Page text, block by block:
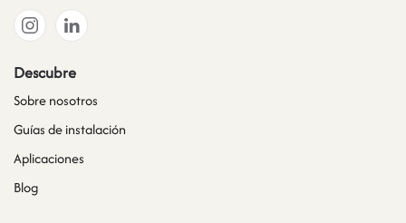
Descubre
Sobre nosotros
Guías de instalación
Aplicaciones
Blog